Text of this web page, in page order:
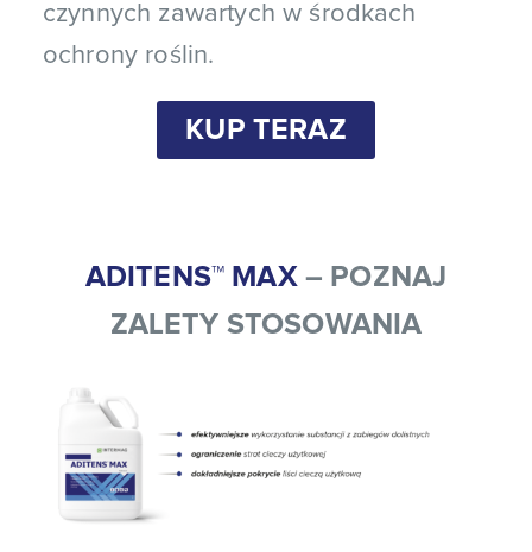
czynnych zawartych w środkach
ochrony roślin.
KUP TERAZ
ADITENS™ MAX– POZNAJ
ZALETY STOSOWANIA